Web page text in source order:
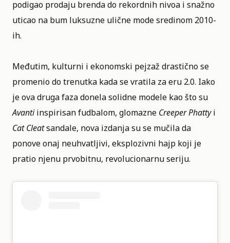
podigao prodaju brenda do rekordnih nivoa i snažno
uticao na bum luksuzne ulične mode sredinom 2010-
ih.
Međutim, kulturni i ekonomski pejzaž drastično se
promenio do trenutka kada se vratila za eru 2.0. Iako
je ova druga faza donela solidne modele kao što su
Avantiinspirisan fudbalom, glomazne CreeperPhattyi
Cat Cleatsandale, nova izdanja su se mučila da
ponove onaj neuhvatljivi, eksplozivni hajp koji je
pratio njenu prvobitnu, revolucionarnu seriju.